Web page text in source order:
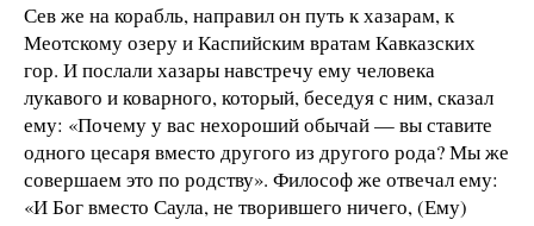
Сев же на корабль, направил он путь к хазарам, к
Меотскому озеру и Каспийским вратам Кавказских
гор. И послали хазары навстречу ему человека
лукавого и коварного, который, беседуя с ним, сказал
ему: «Почему у вас нехороший обычай — вы ставите
одного цесаря вместо другого из другого рода? Мы же
совершаем это по родству». Философ же отвечал ему:
«И Бог вместо Саула, не творившего ничего, (Ему)